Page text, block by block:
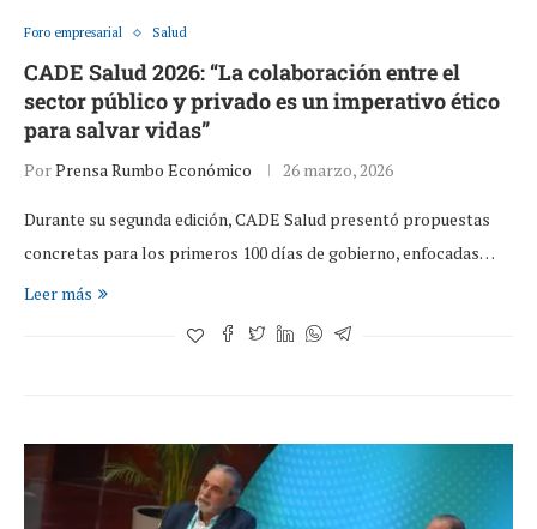
Foro empresarial Salud
CADE Salud 2026: “La colaboración entre el
sector público y privado es un imperativo ético
para salvar vidas”
PorPrensa Rumbo Económico 26 marzo, 2026
Durante su segunda edición, CADE Salud presentó propuestas
concretas para los primeros 100 días de gobierno, enfocadas…
Leer más